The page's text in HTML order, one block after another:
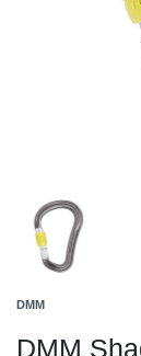
DMM
DMM